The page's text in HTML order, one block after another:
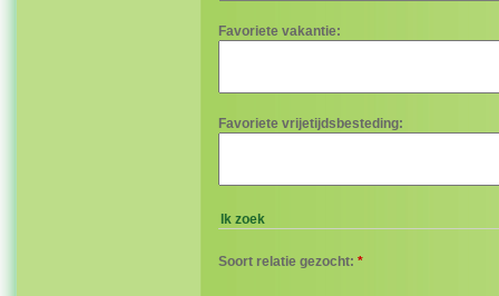
Favoriete vakantie:
Favoriete vrijetijdsbesteding:
Ik zoek
Soort relatie gezocht: *